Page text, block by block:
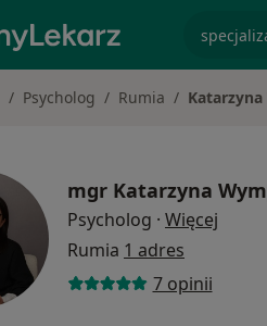
Psycholog Rumia Katarzyna
mgr Katarzyna
Psycholog · Więcej
Rumia 1 adres
7 opinii